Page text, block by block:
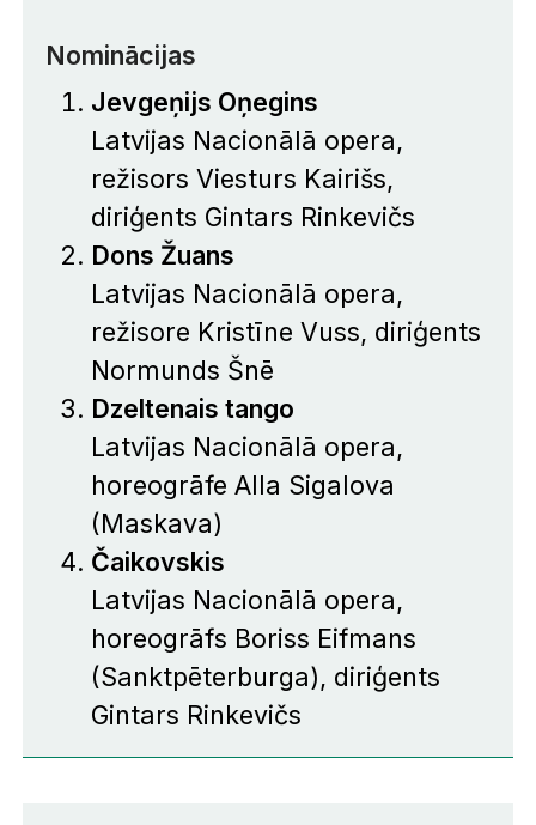
Nominācijas
Jevgeņijs Oņegins
Latvijas Nacionālā opera,
režisors Viesturs Kairišs,
diriģents Gintars Rinkevičs
Dons Žuans
Latvijas Nacionālā opera,
režisore Kristīne Vuss, diriģents
Normunds Šnē
Dzeltenais tango
Latvijas Nacionālā opera,
horeogrāfe Alla Sigalova
(Maskava)
Čaikovskis
Latvijas Nacionālā opera,
horeogrāfs Boriss Eifmans
(Sanktpēterburga), diriģents
Gintars Rinkevičs